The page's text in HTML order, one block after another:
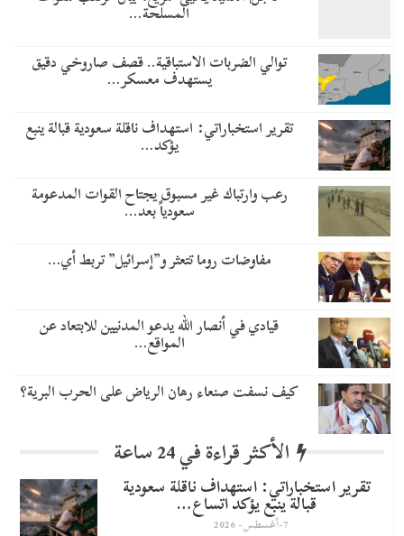
المسلحة…
توالي الضربات الاستباقية.. قصف صاروخي دقيق
يستهدف معسكر…
تقرير استخباراتي: استهداف ناقلة سعودية قبالة ينبع
يؤكد…
رعب وارتباك غير مسبوق يجتاح القوات المدعومة
سعودياً بعد…
مفاوضات روما تتعثر و”إسرائيل” تربط أي…
قيادي في أنصار الله يدعو المدنيين للابتعاد عن
المواقع…
كيف نسفت صنعاء رهان الرياض على الحرب البرية؟
الأكثر قراءة في 24 ساعة
تقرير استخباراتي: استهداف ناقلة سعودية
قبالة ينبع يؤكد اتساع…
7-أغسطس- 2026